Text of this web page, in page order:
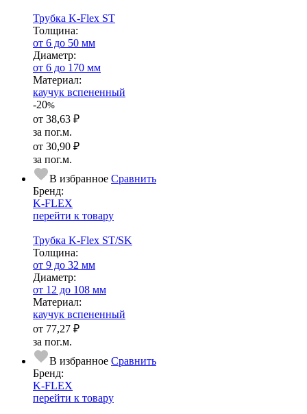
Трубка K-Flex ST
Тол­щи­на:
от 6 до 50 мм
Диаметр:
от 6 до 170 мм
Ма­­те­­ри­­ал:
каучук вспененный
-20%
от 38,63 ₽
за пог.м.
от 30,90 ₽
за пог.м.
В избранное Сравнить
Бренд:
K-FLEX
перейти к товару
Трубка K-Flex ST/SK
Тол­щи­на:
от 9 до 32 мм
Диаметр:
от 12 до 108 мм
Ма­­те­­ри­­ал:
каучук вспененный
от 77,27 ₽
за пог.м.
В избранное Сравнить
Бренд:
K-FLEX
перейти к товару